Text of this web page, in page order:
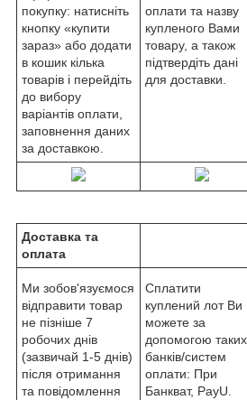
покупку: натисніть
кнопку «купити
зараз» або додати
в кошик кілька
товарів і перейдіть
до вибору
варіантів оплати,
заповнення даних
за доставкою.
оплати та назву
купленого Вами
товару, а також
підтвердіть дані
для доставки.
Доставка та
оплата
Ми зобов'язуємося
відправити товар
не пізніше 7
робочих днів
(зазвичай 1-5 днів)
після отримання
та повідомлення
Сплатити
куплений лот Ви
можете за
допомогою таких
банків/систем
оплати: При
Банкват, PayU.